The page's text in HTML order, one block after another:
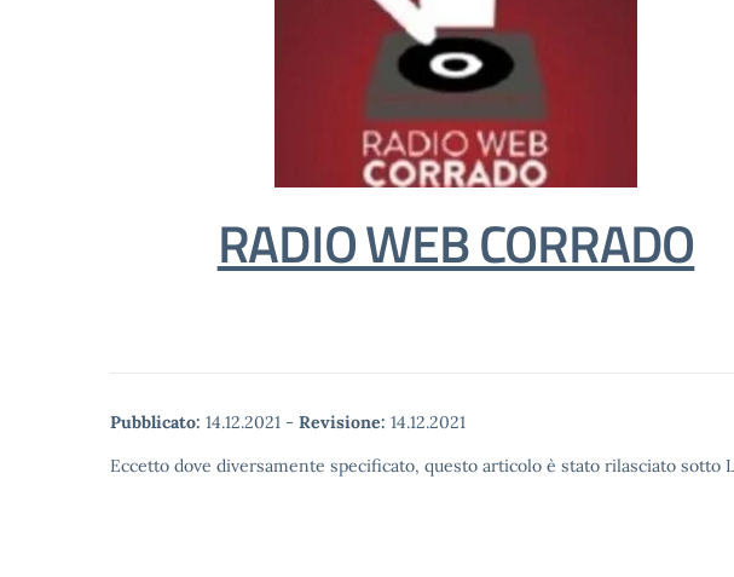
RADIO WEB CORRADO
Pubblicato: 14.12.2021 - Revisione: 14.12.2021
Eccetto dove diversamente specificato, questo articolo è stato rilasciato